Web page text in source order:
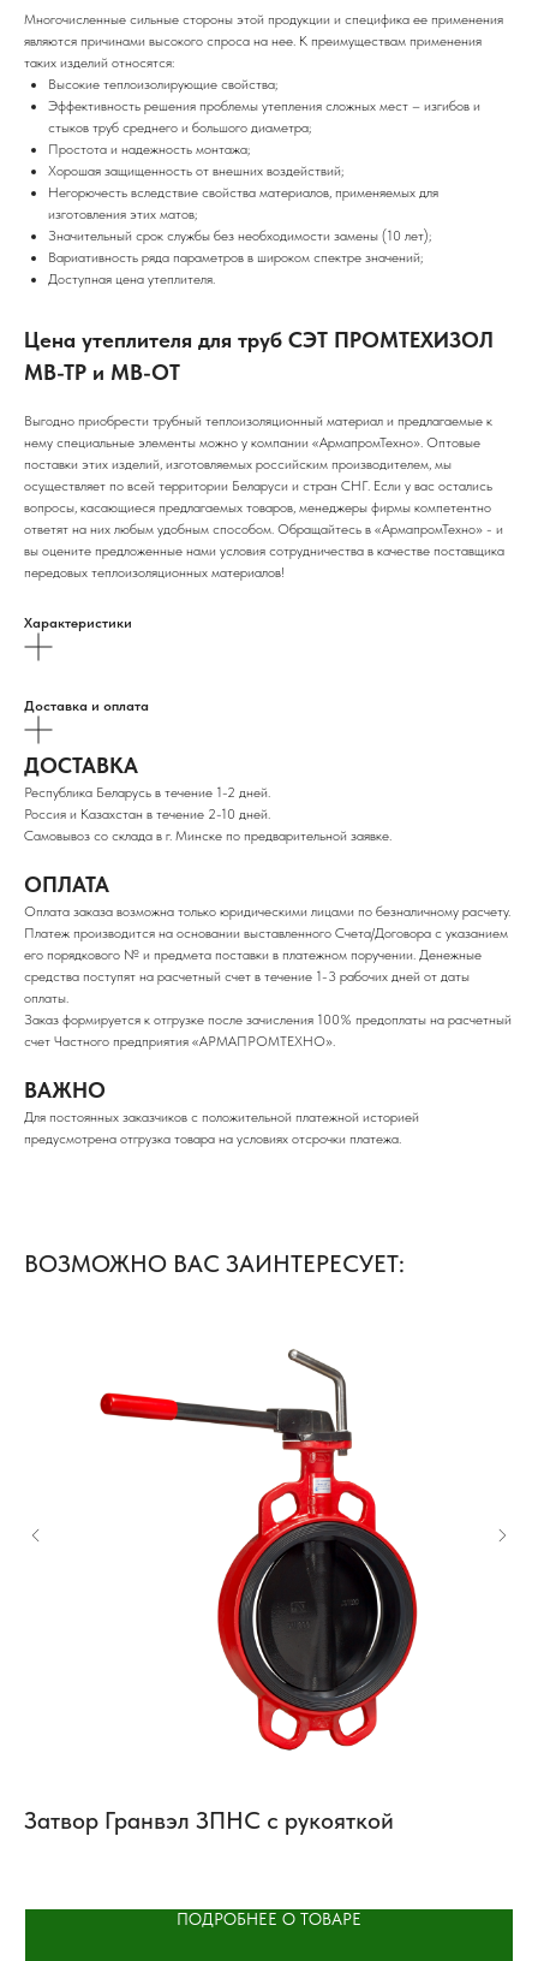
Многочисленные сильные стороны этой продукции и специфика ее применения
являются причинами высокого спроса на нее. К преимуществам применения
таких изделий относятся:
Высокие теплоизолирующие свойства;
Эффективность решения проблемы утепления сложных мест – изгибов и
стыков труб среднего и большого диаметра;
Простота и надежность монтажа;
Хорошая защищенность от внешних воздействий;
Негорючесть вследствие свойства материалов, применяемых для
изготовления этих матов;
Значительный срок службы без необходимости замены (10 лет);
Вариативность ряда параметров в широком спектре значений;
Доступная цена утеплителя.
Цена утеплителя для труб СЭТ ПРОМТЕХИЗОЛ
МВ-ТР и МВ-ОТ
Выгодно приобрести трубный теплоизоляционный материал и предлагаемые к
нему специальные элементы можно у компании «АрмапромТехно». Оптовые
поставки этих изделий, изготовляемых российским производителем, мы
осуществляет по всей территории Беларуси и стран СНГ. Если у вас остались
вопросы, касающиеся предлагаемых товаров, менеджеры фирмы компетентно
ответят на них любым удобным способом. Обращайтесь в «АрмапромТехно» - и
вы оцените предложенные нами условия сотрудничества в качестве поставщика
передовых теплоизоляционных материалов!
Характеристики
Доставка и оплата
ДОСТАВКА
Республика Беларусь в течение 1-2 дней.
Россия и Казахстан в течение 2-10 дней.
Самовывоз со склада в г. Минске по предварительной заявке.
ОПЛАТА
Оплата заказа возможна только юридическими лицами по безналичному расчету.
Платеж производится на основании выставленного Счета/Договора с указанием
его порядкового № и предмета поставки в платежном поручении. Денежные
средства поступят на расчетный счет в течение 1-3 рабочих дней от даты
оплаты.
Заказ формируется к отгрузке после зачисления 100% предоплаты на расчетный
счет Частного предприятия «АРМАПРОМТЕХНО».
ВАЖНО
Для постоянных заказчиков с положительной платежной историей
предусмотрена отгрузка товара на условиях отсрочки платежа.
ВОЗМОЖНО ВАС ЗАИНТЕРЕСУЕТ:
Затвор Гранвэл ЗПНС с рукояткой
ПОДРОБНЕЕ О ТОВАРЕ